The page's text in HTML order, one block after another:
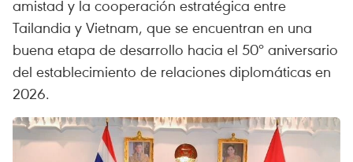
amistad y la cooperación estratégica entre
Tailandia y Vietnam, que se encuentran en una
buena etapa de desarrollo hacia el 50º aniversario
del establecimiento de relaciones diplomáticas en
2026.